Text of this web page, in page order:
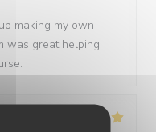
making my own
was great helping